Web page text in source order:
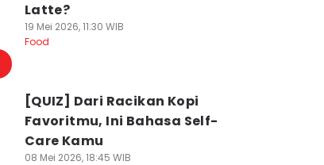
Latte?
19 Mei 2026, 11:30 WIB
Food
[QUIZ] Dari Racikan Kopi
Favoritmu, Ini Bahasa Self-
Care Kamu
08 Mei 2026, 18:45 WIB